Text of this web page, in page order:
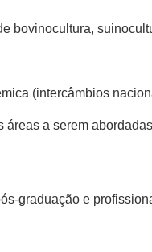
bovinocultura,
(intercâmbios
áreas a serem
graduação e